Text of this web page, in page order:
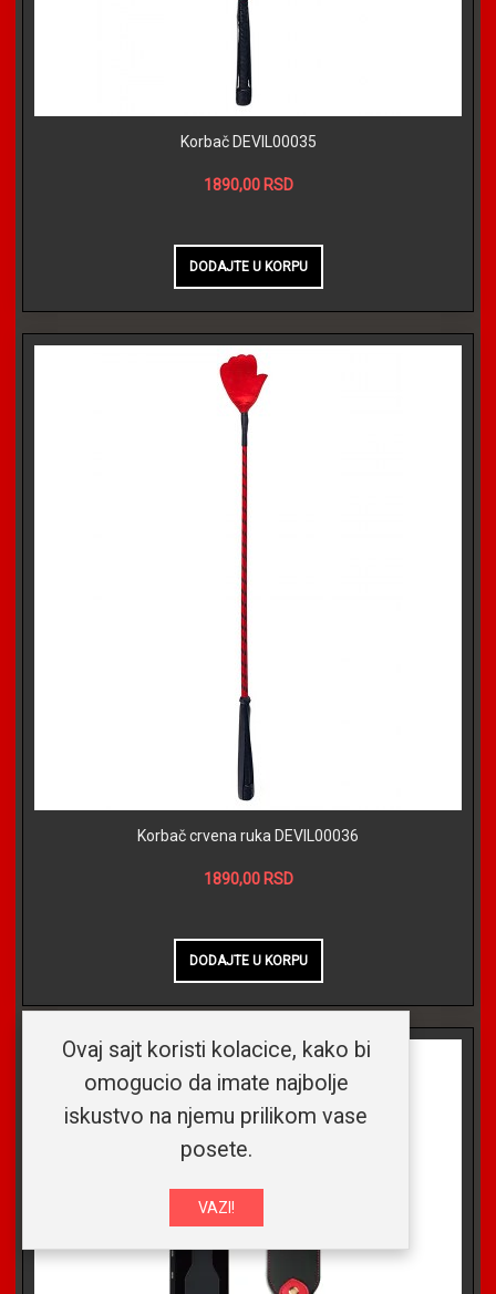
Korbač DEVIL00035
1890,00 RSD
Korbač crvena ruka DEVIL00036
1890,00 RSD
Ovaj sajt koristi kolacice, kako bi
omogucio da imate najbolje
iskustvo na njemu prilikom vase
posete.
VAZI!